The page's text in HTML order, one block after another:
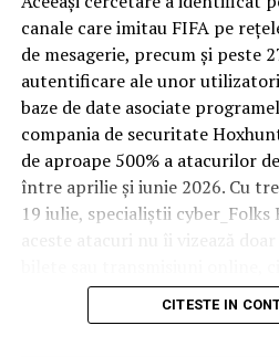
orice suprafață, iar pardoseala
elemente afectate vizibil, mai
patului și a ușii de acces.
În etapa de renovare sau
care iau în calcul mocheta
cu rotație mare reduc riscul de
decolorare vizibilă în punctele
o decizie care ține mai puțin de
după primele sezoane de
canale care imitau FIFA pe
de mesagerie, precum și peste
autentificare ale unor
baze de date asociate
compania de securitate
de aproape 500% a atacurilor
între aprilie și iunie 2026. Cu
19 iulie, specialiștii cyber_Folks
conturile, dispozitivele și
utilizate de angajați.
CITESTE IN